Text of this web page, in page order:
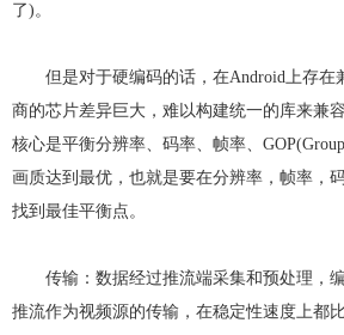
了)。
但是对于硬编码的话，在Android上存在
商的芯片差异巨大，难以构建统一的库来兼
核心是平衡分辨率、码率、帧率、
画质达到最优，也就是要在分辨率，帧率，
找到最佳平衡点。
传输：数据经过推流端采集和预处理，
推流作为视频源的传输，在稳定性速度上都